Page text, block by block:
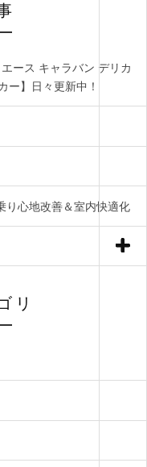
ース キャラバン デリカ
ー】日々更新中！
心地改善＆室内快適化
リ